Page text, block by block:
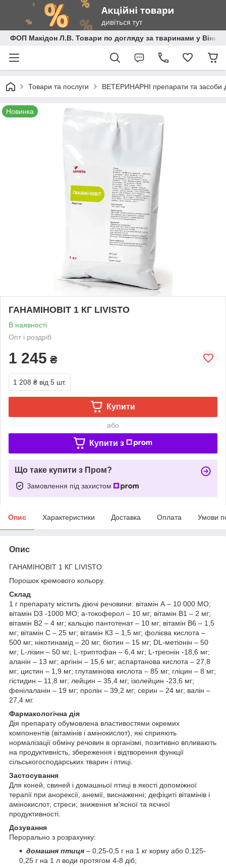
ФОП Макідон Л.В. Товари по догляду за тваринами у
Товари та послуги ВЕТЕРИНАРНІ препарати та засоби
Новинка
ГАНАМІНОВІТ 1 КГ LIVISTO
В наявності
Опт і роздріб
1 245 ₴
1 208 ₴ від 5 шт.
Купити
або
Купити з
Що таке купити з Пром?
Замовлення під захистом
Опис Характеристики Доставка Оплата Умови
Опис
ГАНАМІНОВІТ 1 КГ LIVISTO
Порошок кремового кольору.
Склад
1 г препарату містить діючі речовини: вітамін А – 10 000 MO;
вітамін D3 -1000 MO; а-токоферол – 10 мг; вітамін В1 – 2 мг;
вітамін В2 – 4 мг; кальцію пантотенат – 10 мг; вітамін B6 – 1,5
мг; вітамін С – 25 мг; вітамін К3 – 1,5 мг; фолієва кислота –
500 мг; нікотинамід – 20 мг; біотин – 15 мг; DL-метіонін – 50
мг; L-лізин – 50 мг; L-триптофан – 6,4 мг; L-треонін -18,6 мг;
аланін – 13 мг; аргінін – 15,6 мг; аспартанова кислота – 27,8
мг; цистин – 1,9 мг; глутамінова кислота – 85 мг; гліцин – 8 мг;
гістидин – 11,8 мг; лейцин – 35,4 мг; ізолейцин -23,6 мг;
фенілаланін – 19 мг; пролін – 39,2 мг; серин – 24 мг; валін –
27,4 мг.
Фармакологічна дія
Дія препарату обумовлена властивостями окремих
компонентів (вітамінів і амінокислот), які сприяють
нормалізації обміну речовин в організмі, позитивно впливають
на продуктивність, збереження і відтворення функції
сільськогосподарських тварин і птиці.
Застосування
Для коней, свиней і домашньої птиці в якості допоміжної
терапії при анорексії, анемії, виснаженні; дефіциті вітамінів і
амінокислот; стреси; зниження м'ясної та яєчної
продуктивності.
Дозування
Перорально з розрахунку:
домашня птиця – 0,25-0,5 г на 1 кг корму або 0,125-
0,25 г на 1 л води протягом 4-8 діб;